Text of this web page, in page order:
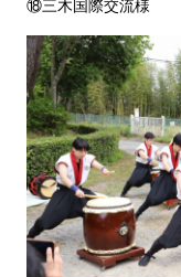
⑱三木国際交流様